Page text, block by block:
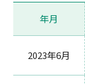
年月
2023年6月